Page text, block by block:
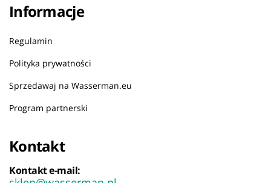
Informacje
Regulamin
Polityka prywatności
Sprzedawaj na Wasserman.eu
Program partnerski
Kontakt
Kontakt e-mail: